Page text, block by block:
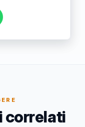
correlati